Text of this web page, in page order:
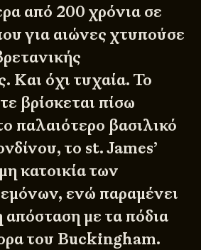
από 200 χρόνια σε
για αιώνες χτυπούσε
Και όχι τυχαία. Το
βρίσκεται πίσω
παλαιότερο βασιλικό
το st. James’
κατοικία των
ενώ παραμένει
απόσταση με τα πόδια
του Buckingham.